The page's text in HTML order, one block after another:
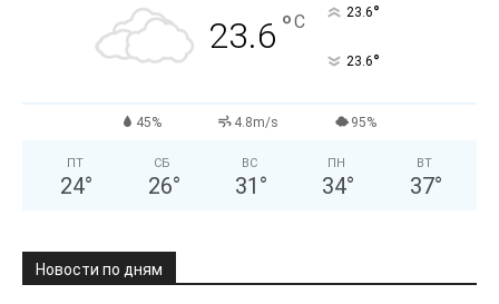
23.6 °C 23.6°
23.6°
45% 4.8m/s 95%
ПТ
24°
СБ
26°
ВС
31 °
ПН
34°
ВТ
37°
Новости по дням